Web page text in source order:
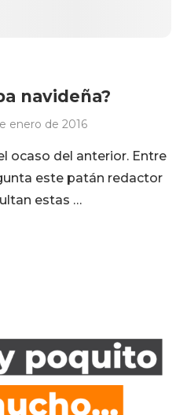
navideña?
enero de 2016
ocaso del anterior. Entre
este patán redactor
estas …